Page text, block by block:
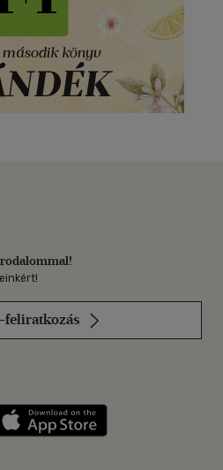
ona LinkedInen
applikáció Szerezd meg: Google